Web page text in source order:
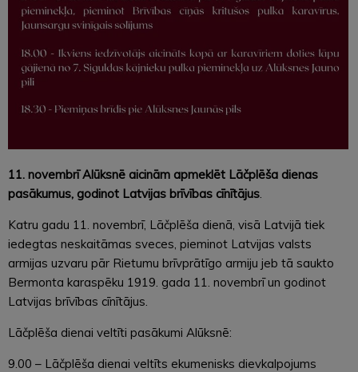
11. novembrī Alūksnē aicinām apmeklēt Lāčplēša dienas
pasākumus, godinot Latvijas brīvības cīnītājus
Katru gadu 11. novembrī, Lāčplēša dienā, visā Latvijā tiek
iedegtas neskaitāmas sveces, pieminot Latvijas valsts
armijas uzvaru pār Rietumu brīvprātīgo armiju jeb tā saukto
Bermonta karaspēku 1919. gada 11. novembrī un godinot
Latvijas brīvības cīnītājus.
Lāčplēša dienai veltīti pasākumi Alūksnē:
9.00 – Lāčplēša dienai veltīts ekumenisks dievkalpojums